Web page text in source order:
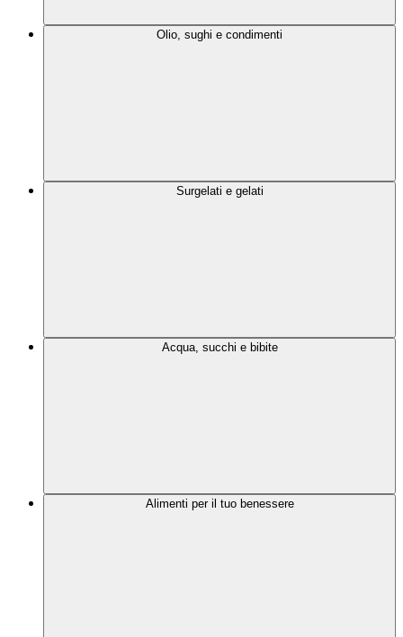
Olio, sughi e condimenti
Surgelati e gelati
Acqua, succhi e bibite
Alimenti per il tuo benessere